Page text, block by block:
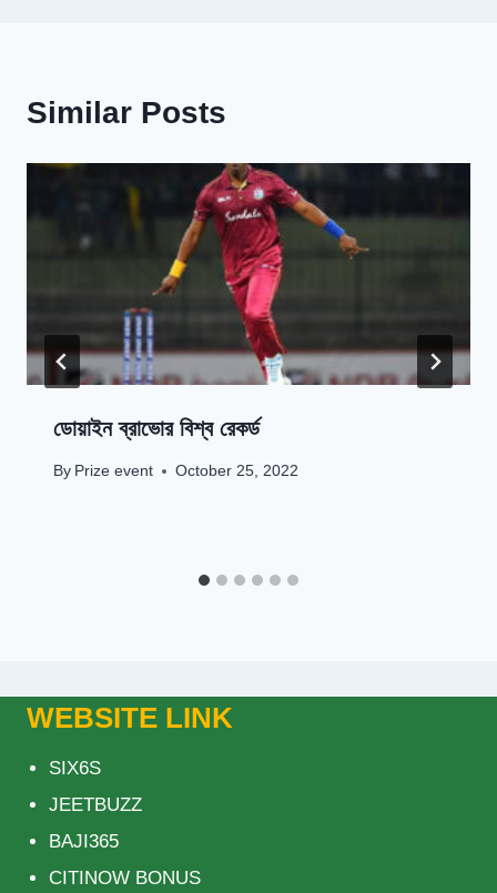
Similar Posts
ডোয়াইন ব্রাভোর বিশ্ব রেকর্ড
By Prize event October 25, 2022
WEBSITE LINK
SIX6S
JEETBUZZ
BAJI365
CITINOW BONUS